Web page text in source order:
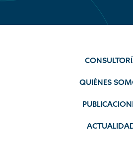
QUIÉNES